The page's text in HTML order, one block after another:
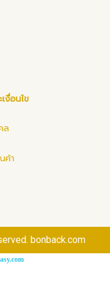
งื่อนไข
ล
ค้า
bonback.com